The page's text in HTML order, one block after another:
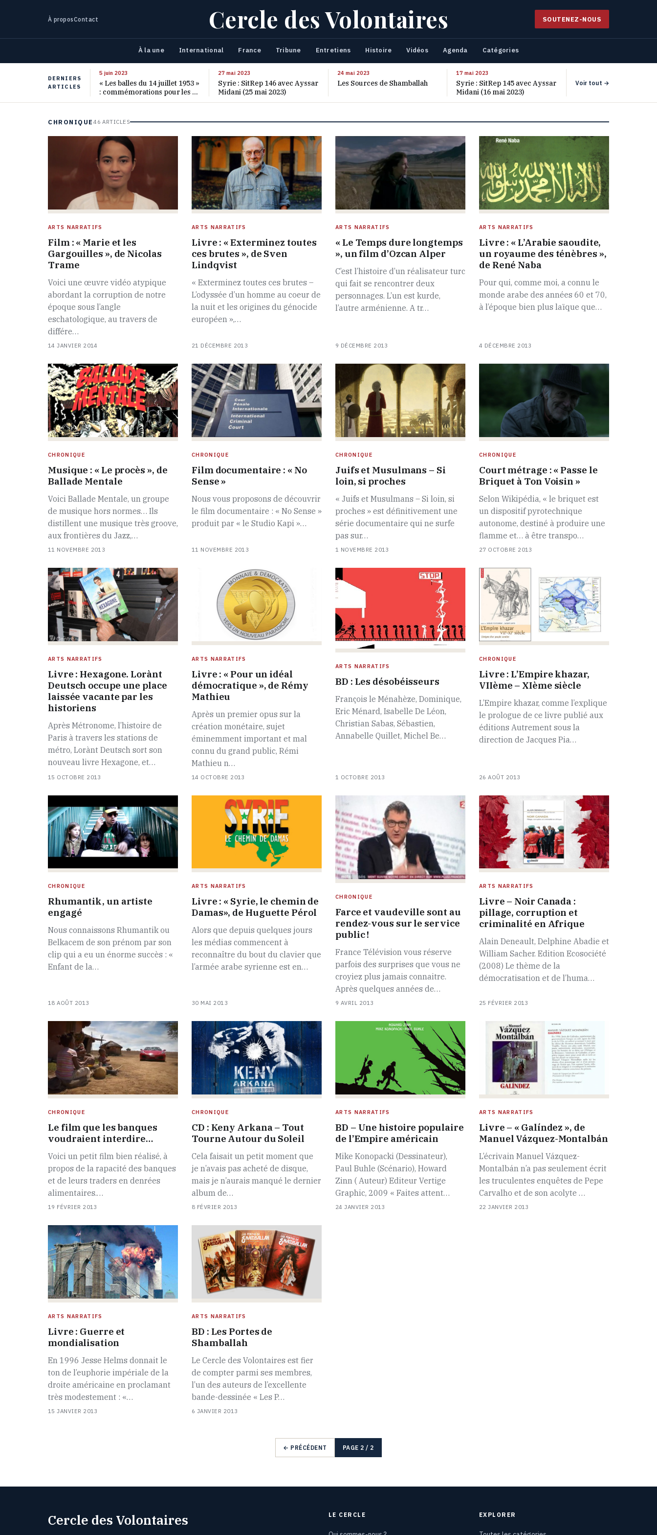
À proposContact Cercle des Volontaires SOUTENEZ-NOUS
À la une International France Tribune Entretiens Histoire Vidéos Agenda Catégories
DERNIERS
ARTICLES
5 juin 2023
« Les balles du 14 juillet 1953 »
: commémorations pour les 70
ans de ce massacre oublié
27 mai 2023
Syrie : SitRep 146 avec Ayssar
Midani (25 mai 2023)
24 mai 2023
Les Sources de Shamballah
17 mai 2023
Syrie : SitRep 145 avec Ayssar
Midani (16 mai 2023)
Voir tout →
CHRONIQUE46 ARTICLES
ARTS NARRATIFS
Film : « Marie et les
Gargouilles », de Nicolas
Trame
Voici une œuvre vidéo atypique
abordant la corruption de notre
époque sous l’angle
eschatologique, au travers de
différe…
14 JANVIER 2014
ARTS NARRATIFS
Livre : « Exterminez toutes
ces brutes », de Sven
Lindqvist
« Exterminez toutes ces brutes –
L’odyssée d’un homme au coeur de
la nuit et les origines du génocide
européen »,…
21 DÉCEMBRE 2013
ARTS NARRATIFS
« Le Temps dure longtemps
», un film d’Ozcan Alper
C’est l’histoire d’un réalisateur turc
qui fait se rencontrer deux
personnages. L’un est kurde,
l’autre arménienne. A tr…
9 DÉCEMBRE 2013
ARTS NARRATIFS
Livre : « L’Arabie saoudite,
un royaume des ténèbres »,
de René Naba
Pour qui, comme moi, a connu le
monde arabe des années 60 et 70,
à l’époque bien plus laïque que…
4 DÉCEMBRE 2013
CHRONIQUE
Musique : « Le procès », de
Ballade Mentale
Voici Ballade Mentale, un groupe
de musique hors normes… Ils
distillent une musique très groove,
aux frontières du Jazz,…
11 NOVEMBRE 2013
CHRONIQUE
Film documentaire : « No
Sense »
Nous vous proposons de découvrir
le film documentaire : « No Sense »
produit par « le Studio Kapi »…
11 NOVEMBRE 2013
CHRONIQUE
Juifs et Musulmans – Si
loin, si proches
« Juifs et Musulmans – Si loin, si
proches » est définitivement une
série documentaire qui ne surfe
pas sur…
1 NOVEMBRE 2013
CHRONIQUE
Court métrage : « Passe le
Briquet à Ton Voisin »
Selon Wikipédia, « le briquet est
un dispositif pyrotechnique
autonome, destiné à produire une
flamme et… à être transpo…
27 OCTOBRE 2013
ARTS NARRATIFS
Livre : Hexagone. Lorànt
Deutsch occupe une place
laissée vacante par les
historiens
Après Métronome, l’histoire de
Paris à travers les stations de
métro, Lorànt Deutsch sort son
nouveau livre Hexagone, et…
15 OCTOBRE 2013
ARTS NARRATIFS
Livre : « Pour un idéal
démocratique », de Rémy
Mathieu
Après un premier opus sur la
création monétaire, sujet
éminemment important et mal
connu du grand public, Rémi
Mathieu n…
14 OCTOBRE 2013
ARTS NARRATIFS
BD : Les désobéisseurs
François le Ménahèze, Dominique,
Eric Ménard, Isabelle De Léon,
Christian Sabas, Sébastien,
Annabelle Quillet, Michel Be…
1 OCTOBRE 2013
CHRONIQUE
Livre : L’Empire khazar,
VIIème – XIème siècle
L’Empire khazar, comme l’explique
le prologue de ce livre publié aux
éditions Autrement sous la
direction de Jacques Pia…
26 AOÛT 2013
CHRONIQUE
Rhumantik, un artiste
engagé
Nous connaissons Rhumantik ou
Belkacem de son prénom par son
clip qui a eu un énorme succès : «
Enfant de la…
18 AOÛT 2013
ARTS NARRATIFS
Livre : « Syrie, le chemin de
Damas», de Huguette Pérol
Alors que depuis quelques jours
les médias commencent à
reconnaître du bout du clavier que
l’armée arabe syrienne est en…
30 MAI 2013
CHRONIQUE
Farce et vaudeville sont au
rendez-vous sur le service
public !
France Télévision vous réserve
parfois des surprises que vous ne
croyiez plus jamais connaitre.
Après quelques années de…
9 AVRIL 2013
ARTS NARRATIFS
Livre – Noir Canada :
pillage, corruption et
criminalité en Afrique
Alain Deneault, Delphine Abadie et
William Sacher. Edition Ecosociété
(2008) Le thème de la
démocratisation et de l’huma…
25 FÉVRIER 2013
CHRONIQUE
Le film que les banques
voudraient interdire…
Voici un petit film bien réalisé, à
propos de la rapacité des banques
et de leurs traders en denrées
alimentaires.…
19 FÉVRIER 2013
CHRONIQUE
CD : Keny Arkana – Tout
Tourne Autour du Soleil
Cela faisait un petit moment que
je n’avais pas acheté de disque,
mais je n’aurais manqué le dernier
album de…
8 FÉVRIER 2013
ARTS NARRATIFS
BD – Une histoire populaire
de l’Empire américain
Mike Konopacki (Dessinateur),
Paul Buhle (Scénario), Howard
Zinn ( Auteur) Editeur Vertige
Graphic, 2009 « Faites attent…
24 JANVIER 2013
ARTS NARRATIFS
Livre – « Galíndez », de
Manuel Vázquez-Montalbán
L’écrivain Manuel Vázquez-
Montalbán n’a pas seulement écrit
les truculentes enquêtes de Pepe
Carvalho et de son acolyte …
22 JANVIER 2013
ARTS NARRATIFS
Livre : Guerre et
mondialisation
En 1996 Jesse Helms donnait le
ton de l’euphorie impériale de la
droite américaine en proclamant
très modestement : «…
15 JANVIER 2013
ARTS NARRATIFS
BD : Les Portes de
Shamballah
Le Cercle des Volontaires est fier
de compter parmi ses membres,
l’un des auteurs de l’excellente
bande-dessinée « Les P…
6 JANVIER 2013
← PRÉCÉDENT PAGE 2 / 2
Cercle des Volontaires LE CERCLE EXPLORER